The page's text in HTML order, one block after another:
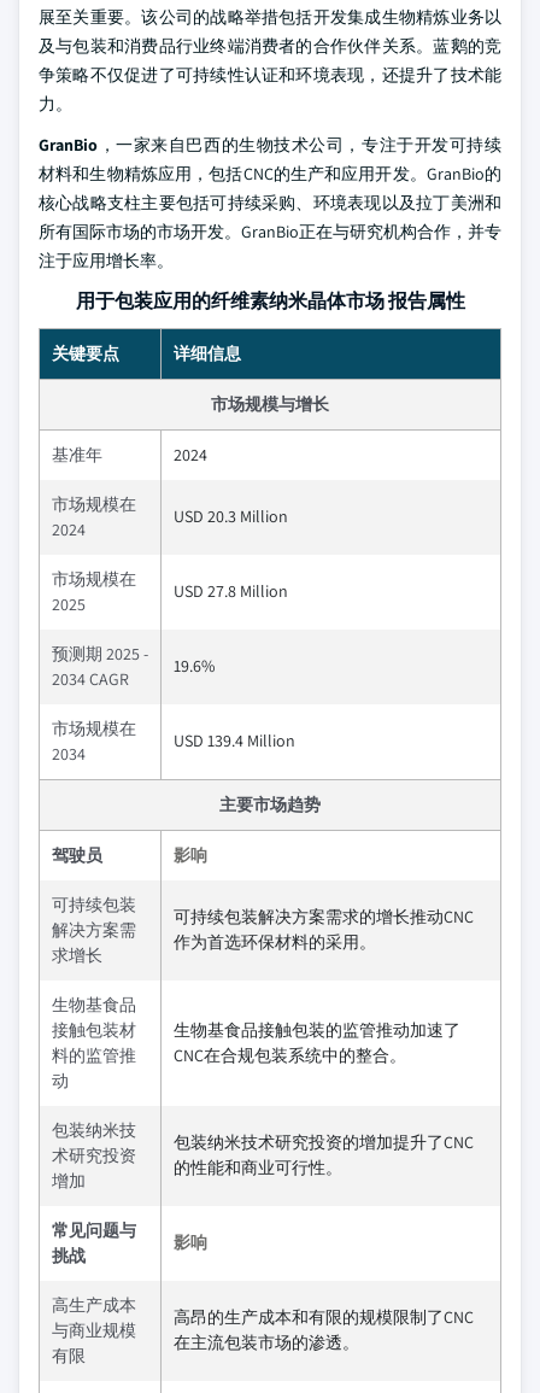
展至关重要。该公司的战略举措包括开发集成生物精炼业务以
及与包装和消费品行业终端消费者的合作伙伴关系。蓝鹅的竞
争策略不仅促进了可持续性认证和环境表现，还提升了技术能
力。
GranBio ，一家来自巴西的生物技术公司，专注于开发可持续
材料和生物精炼应用，包括CNC的生产和应用开发。GranBio的
核心战略支柱主要包括可持续采购、环境表现以及拉丁美洲和
所有国际市场的市场开发。GranBio正在与研究机构合作，并专
注于应用增长率。
用于包装应用的纤维素纳米晶体市场 报告属性
关键要点 详细信息
市场规模与增长
基准年 2024
市场规模在
2024
USD 20.3 Million
市场规模在
2025
USD 27.8 Million
预测期 2025 -
2034 CAGR
19.6%
市场规模在
2034
USD 139.4 Million
主要市场趋势
驾驶员 影响
可持续包装
解决方案需
求增长
可持续包装解决方案需求的增长推动CNC
作为首选环保材料的采用。
生物基食品
接触包装材
料的监管推
动
生物基食品接触包装的监管推动加速了
CNC在合规包装系统中的整合。
包装纳米技
术研究投资
增加
包装纳米技术研究投资的增加提升了CNC
的性能和商业可行性。
常见问题与
挑战
影响
高生产成本
与商业规模
有限
高昂的生产成本和有限的规模限制了CNC
在主流包装市场的渗透。